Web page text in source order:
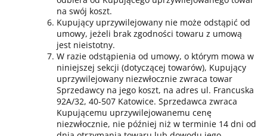
na swój koszt.
Kupujący uprzywilejowany nie może odstąpić od
umowy, jeżeli brak zgodności towaru z umową
jest nieistotny.
W razie odstąpienia od umowy, o którym mowa w
niniejszej sekcji (dotyczącej towarów), Kupujący
uprzywilejowany niezwłocznie zwraca towar
Sprzedawcy na jego koszt, na adres ul. Francuska
92A/32, 40-507 Katowice. Sprzedawca zwraca
Kupującemu uprzywilejowanemu cenę
niezwłocznie, nie później niż w terminie 14 dni od